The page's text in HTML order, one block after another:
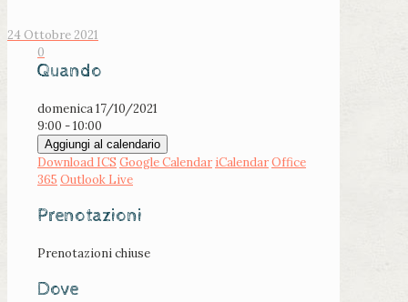
24 Ottobre 2021
0
Quando
domenica 17/10/2021
9:00 - 10:00
Aggiungi al calendario
Download ICS Google Calendar iCalendarOffice
365 Outlook Live
Prenotazioni
Prenotazioni chiuse
Dove